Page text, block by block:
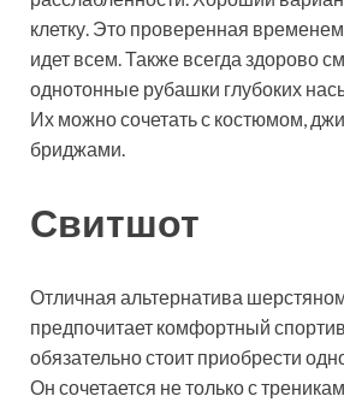
клетку. Это проверенная временем
идет всем. Также всегда здорово
однотонные рубашки глубоких
Их можно сочетать с костюмом,
бриджами.
Свитшот
Отличная альтернатива
предпочитает комфортный
обязательно стоит приобрести
Он сочетается не только с